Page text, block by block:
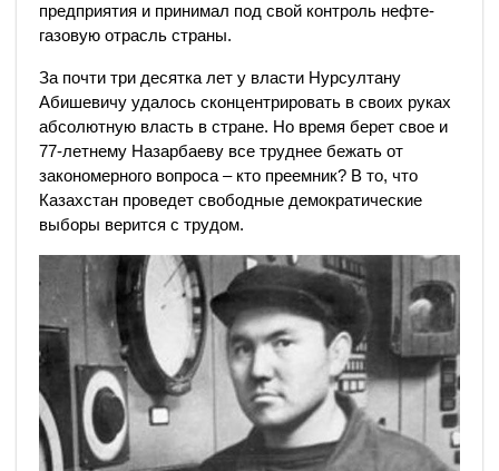
предприятия и принимал под свой контроль нефте-
газовую отрасль страны.
За почти три десятка лет у власти Нурсултану
Абишевичу удалось cконцентрировать в своих руках
абсолютную власть в стране. Но время берет свое и
77-летнему Назарбаеву все труднее бежать от
закономерного вопроса – кто преемник? В то, что
Казахстан проведет свободные демократические
выборы верится с трудом.